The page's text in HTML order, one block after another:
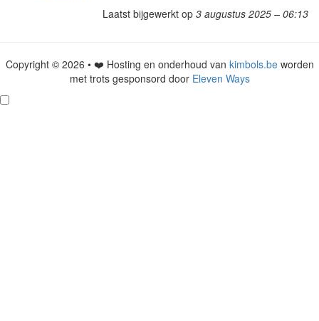
Laatst bijgewerkt op 3 augustus 2025 – 06:13
Copyright © 2026 • ❤️ Hosting en onderhoud van kimbols.beworden
met trots gesponsord door Eleven Ways